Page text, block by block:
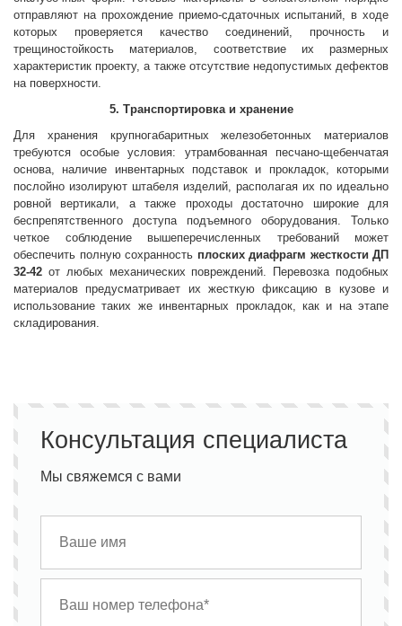
отправляют на прохождение приемо-сдаточных испытаний, в ходе
которых проверяется качество соединений, прочность и
трещиностойкость материалов, соответствие их размерных
характеристик проекту, а также отсутствие недопустимых дефектов
на поверхности.
5. Транспортировка и хранение
Для хранения крупногабаритных железобетонных материалов
требуются особые условия: утрамбованная песчано-щебенчатая
основа, наличие инвентарных подставок и прокладок, которыми
послойно изолируют штабеля изделий, располагая их по идеально
ровной вертикали, а также проходы достаточно широкие для
беспрепятственного доступа подъемного оборудования. Только
четкое соблюдение вышеперечисленных требований может
обеспечить полную сохранность плоских диафрагм жесткости ДП
32-42 от любых механических повреждений. Перевозка подобных
материалов предусматривает их жесткую фиксацию в кузове и
использование таких же инвентарных прокладок, как и на этапе
складирования.
Консультация специалиста
Мы свяжемся с вами